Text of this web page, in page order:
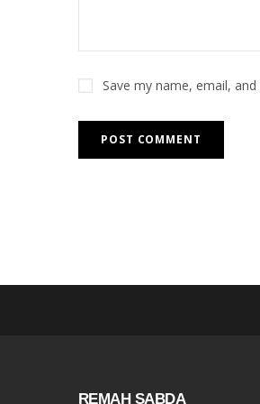
Save my name, email,
REMAH SABDA